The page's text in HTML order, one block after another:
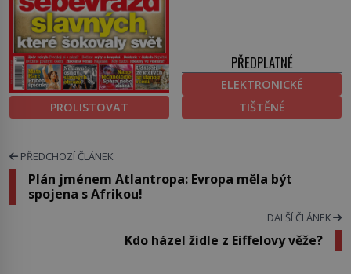
PROLISTOVAT
PŘEDPLATNÉ
ELEKTRONICKÉ
TIŠTĚNÉ
PŘEDCHOZÍ ČLÁNEK
Plán jménem Atlantropa: Evropa měla být
spojena s Afrikou!
DALŠÍ ČLÁNEK
Kdo házel židle z Eiffelovy věže?